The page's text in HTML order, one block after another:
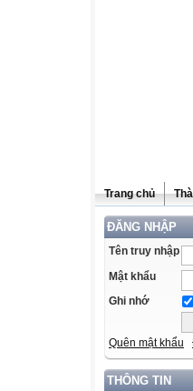
Trang chủ
ĐĂNG NHẬP
Tên truy nhập
Mật khẩu
Ghi nhớ
Quên mật khẩu
THÔNG TIN